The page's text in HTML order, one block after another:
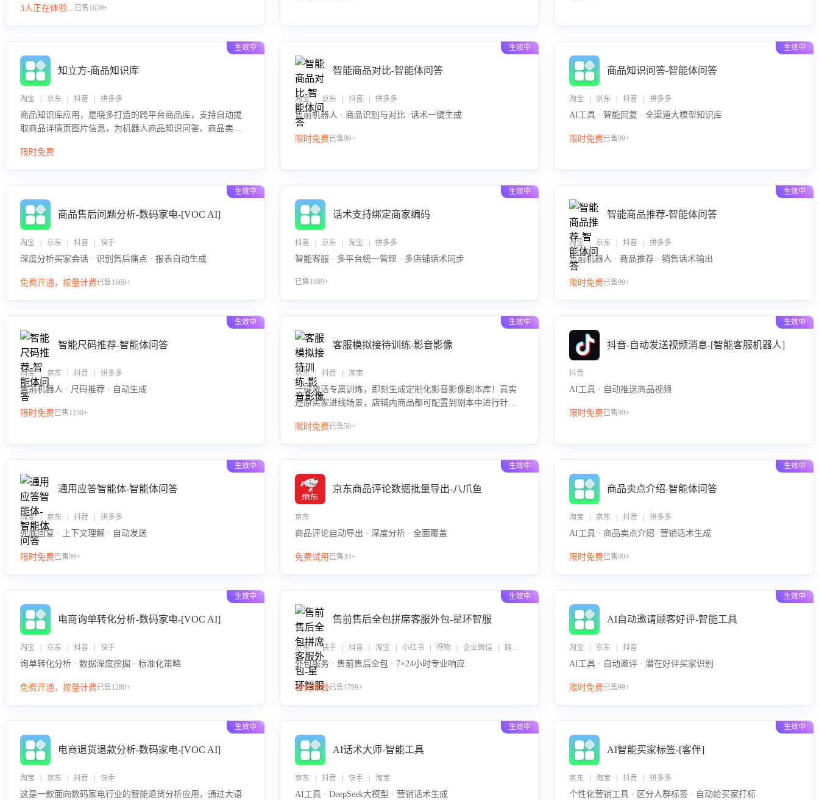
景应对技巧！
3人正在体验...已售1659+
生效中
知立方-商品知识库
淘宝 | 京东 | 抖音 | 拼多多
商品知识库应用，是晓多打造的跨平台商品库，支持自动提
取商品详情页图片信息，为机器人商品知识问答、商品卖点
限时免费
生效中
智能商品对比-智能体问答
淘宝 | 京东 | 抖音 | 拼多多
售前机器人 · 商品识别与对比 ·话术一键生成
限时免费已售99+
生效中
商品知识问答-智能体问答
淘宝 | 京东 | 抖音 | 拼多多
AI工具 · 智能回复 · 全渠道大模型知识库
限时免费已售99+
生效中
商品售后问题分析-数码家电-[VOC AI]
淘宝 | 京东 | 抖音 | 快手
深度分析买家会话 · 识别售后痛点 · 报表自动生成
免费开通，按量计费已售1660+
生效中
话术支持绑定商家编码
抖音 | 京东 | 淘宝 | 拼多多
智能客服 · 多平台统一管理 · 多店铺话术同步
已售1689+
生效中
智能商品推荐-智能体问答
淘宝 | 京东 | 抖音 | 拼多多
售前机器人 · 商品推荐 · 销售话术输出
限时免费已售99+
生效中
智能尺码推荐-智能体问答
淘宝 | 京东 | 抖音 | 拼多多
售前机器人 · 尺码推荐 · 自动生成
限时免费已售1230+
生效中
客服模拟接待训练-影音影像
京东 | 抖音 | 淘宝
一键激活专属训练，即刻生成定制化影音影像剧本库！真实
还原买家进线场景，店铺内商品都可配置到剧本中进行针对
击 “立即开通”，快速获取影音影像类目剧本，一键开启客服
限时免费已售50+
生效中
抖音-自动发送视频消息-[智能客服机器人]
抖音
AI工具 · 自动推送商品视频
限时免费已售99+
生效中
通用应答智能体-智能体问答
淘宝 | 京东 | 抖音 | 拼多多
兜底回复 · 上下文理解 · 自动发送
限时免费已售99+
生效中
京东商品评论数据批量导出-八爪鱼
京东
商品评论自动导出 · 深度分析 · 全面覆盖
免费试用 已售33+
生效中
商品卖点介绍-智能体问答
淘宝 | 京东 | 抖音 | 拼多多
AI工具 · 商品卖点介绍· 营销话术生成
限时免费已售99+
生效中
电商询单转化分析-数码家电-[VOC AI]
淘宝 | 京东 | 抖音 | 快手
询单转化分析 · 数据深度挖掘 · 标准化策略
免费开通，按量计费已售1280+
生效中
售前售后全包拼席客服外包-星环智服
京东 | 快手 | 抖音 | 淘宝 | 小红书 | 得物 | 企业微信 | 跨平台
外包服务 · 售前售后全包 · 7×24小时专业响应
咨询体验已售1799+
生效中
AI自动邀请顾客好评-智能工具
淘宝 | 京东 | 抖音
AI工具 · 自动邀评 · 潜在好评买家识别
限时免费已售99+
生效中
电商退货退款分析-数码家电-[VOC AI]
淘宝 | 京东 | 抖音 | 快手
这是一款面向数码家电行业的智能退货分析应用，通过大语
生效中
AI话术大师-智能工具
京东 | 抖音 | 快手 | 淘宝
AI工具 · DeepSeek大模型 · 营销话术生成
生效中
AI智能买家标签-[客伴]
京东 | 淘宝 | 抖音 | 拼多多
个性化营销工具 · 区分人群标签 · 自动给买家打标